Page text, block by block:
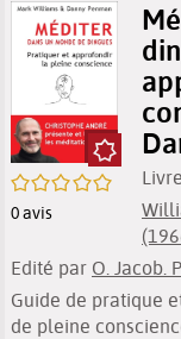
/5
0avis
Livre
Edité par O. Jacob.
Guide de pratique
de pleine